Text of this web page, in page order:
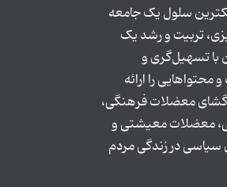
سلول یک جامعه
تربیت و رشد یک
با تسهیل‌گری و
را ارائه
معضلات فرهنگی،
معضلات معیشتی و
در زندگی مردم